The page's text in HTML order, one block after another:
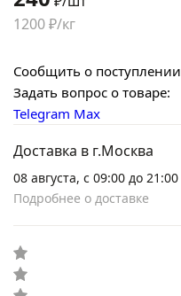
1200 ₽/кг
Сообщить о поступлении
Задать вопрос о товаре:
Telegram Max
Доставка в г.Москва
08 августа, с 09:00 до 21:00
Подробнее о доставке